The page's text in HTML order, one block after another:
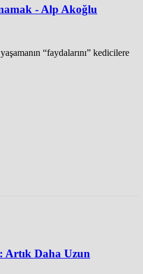
- Alp Akoğlu
“faydalarını” kedicilere
Artık Daha Uzun